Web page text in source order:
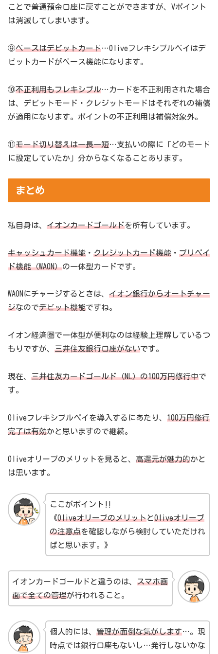
ことで普通預金口座に戻すことができますが、Vポイント
は消滅してしまいます。
⑨ベースはデビットカード…Oliveフレキシブルペイはデ
ビットカードがベース機能になります。
⑩不正利用もフレキシブル…カードを不正利用された場合
は、デビットモード・クレジットモードはそれぞれの補償
が適用になります。ポイントの不正利用は補償対象外。
⑪モード切り替えは一長一短…支払いの際に「どのモード
に設定していたか」分からなくなることあります。
まとめ
私自身は、 イオンカードゴールドを所有しています。
キャッシュカード機能 ・ クレジットカード機能 ・ プリペイ
ド機能（WAON）の一体型カードです。
WAONにチャージするときは、 イオン銀行からオートチャー
ジなのでデビット機能ですね。
イオン経済圏で一体型が便利なのは経験上理解しているつ
もりですが、 三井住友銀行口座がないです。
現在、 三井住友カードゴールド（NL）の100万円修行中で
す。
Oliveフレキシブルペイを導入するにあたり、 100万円修行
完了は有効かと思いますので継続。
Oliveオリーブのメリットを見ると、 高還元が魅力的かと
は思います。
ここがポイント‼
《OliveオリーブのメリットとOliveオリーブ
の注意点を確認しながら検討していただけれ
ばと思います。》
イオンカードゴールドと違うのは、 スマホ画
面で全ての管理が行われること。
個人的には、 管理が面倒な気がします…。現
時点では銀行口座もないし…発行しないかな